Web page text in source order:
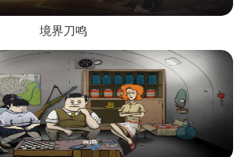
境界刀鸣